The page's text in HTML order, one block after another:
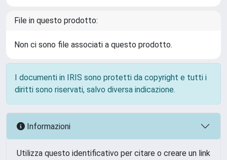
File in questo prodotto:
Non ci sono file associati a questo prodotto.
I documenti in IRIS sono protetti da copyright e tutti i
diritti sono riservati, salvo diversa indicazione.
Informazioni
Utilizza questo identificativo per citare o creare un link